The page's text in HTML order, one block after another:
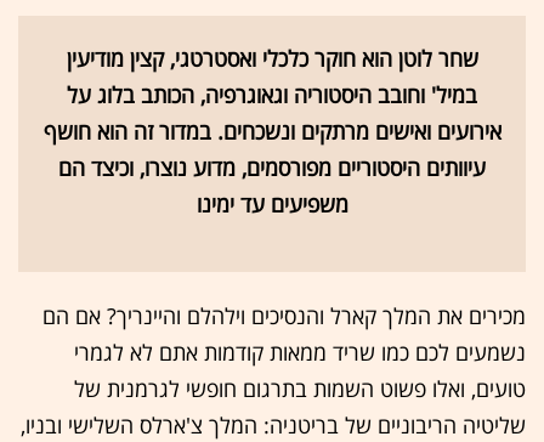
שחר לוטן הוא חוקר כלכלי ואסטרטגי, קצין מודיעין
במיל' וחובב היסטוריה וגאוגרפיה, הכותב בלוג על
אירועים ואישים מרתקים ונשכחים. במדור זה הוא חושף
עיוותים היסטוריים מפורסמים, מדוע נוצרו, וכיצד הם
משפיעים עד ימינו
מכירים את המלך קארל והנסיכים וילהלם והיינריך? אם הם
נשמעים לכם כמו שריד ממאות קודמות אתם לא לגמרי
טועים, ואלו פשוט השמות בתרגום חופשי לגרמנית של
שליטיה הריבוניים של בריטניה: המלך צ'ארלס השלישי ובניו,